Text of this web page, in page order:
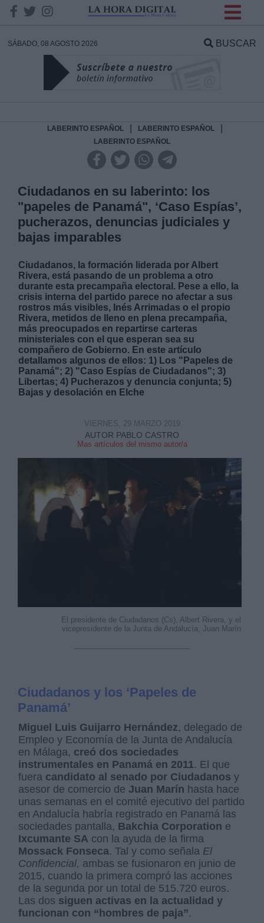
SÁBADO, 08 AGOSTO 2026 BUSCAR
LABERINTO ESPAÑOL LABERINTO ESPAÑOL
LABERINTO ESPAÑOL
Ciudadanos en su laberinto: los
"papeles de Panamá", ‘Caso Espías’,
pucherazos, denuncias judiciales y
bajas imparables
Ciudadanos, la formación liderada por Albert
Rivera, está pasando de un problema a otro
durante esta precampaña electoral. Pese a ello, la
crisis interna del partido parece no afectar a sus
rostros más visibles, Inés Arrimadas o el propio
Rivera, metidos de lleno en plena precampaña,
más preocupados en repartirse carteras
ministeriales con el que esperan sea su
compañero de Gobierno. En este artículo
detallamos algunos de ellos: 1) Los "Papeles de
Panamá"; 2) "Caso Espías de Ciudadanos"; 3)
Libertas; 4) Pucherazos y denuncia conjunta; 5)
Bajas y desolación en Elche
AUTOR PABLO CASTRO
Mas artículos del mismo autor/a
VIERNES, 29 MARZO 2019
El presidente de Ciudadanos (Cs), Albert Rivera, y el
vicepresidente de la Junta de Andalucía, Juan Marín
Ciudadanos y los ‘Papeles de
Panamá’
Miguel Luis Guijarro Hernández, delegado de
Empleo y Economía de la Junta de Andalucía
en Málaga, creó dos sociedades
instrumentales en Panamá en 2011. El que
fuera candidato al senado por Ciudadanos y
asesor de comercio de Juan Marín hasta hace
unas semanas en el comité ejecutivo del partido
en Andalucía habría registrado en Panamá las
sociedades pantalla, Bakchia Corporation e
Ixcumante SA con la ayuda de la firma
Mossack Fonseca. Tal y como señala El
Confidencial, ambas se fusionaron en junio de
2015, cuando la primera compró las acciones
de la segunda por un total de 515.720 euros.
Las dos siguen activas en la actualidad y
funcionan con “hombres de paja”.
DATOS
Responsable:
Legitimación:
Destinatarios:
Derechos:
link
Información adicional